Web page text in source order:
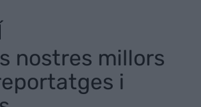
nostres millors
i